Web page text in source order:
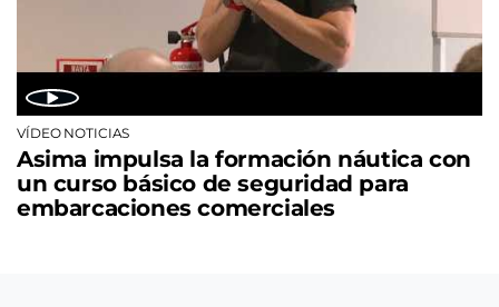
VÍDEO NOTICIAS
Asima impulsa la formación náutica con
un curso básico de seguridad para
embarcaciones comerciales